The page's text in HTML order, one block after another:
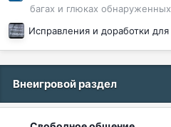
багах и глюках
Исправления и доработки
Внеигровой раздел